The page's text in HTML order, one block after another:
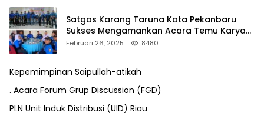
Satgas Karang Taruna Kota Pekanbaru
Sukses Mengamankan Acara Temu Karya
VII Karang Taruna Pekanbaru
Februari 26, 2025 8480
Kepemimpinan Saipullah-atikah
. Acara Forum Grup Discussion (FGD)
PLN Unit Induk Distribusi (UID) Riau